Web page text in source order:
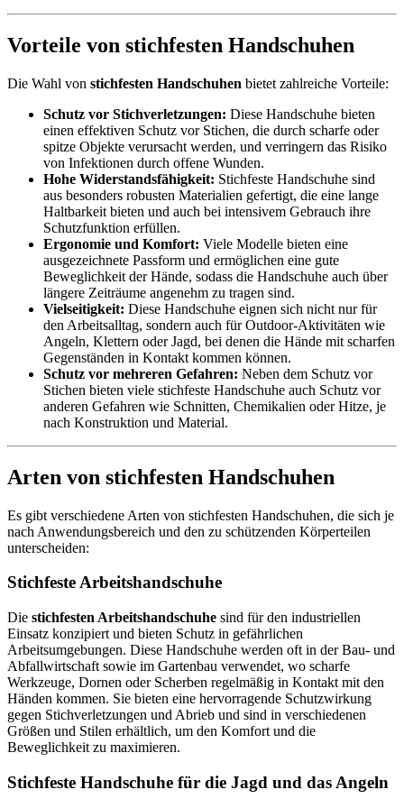
Vorteile von stichfesten Handschuhen
Die Wahl von stichfesten Handschuhen bietet zahlreiche Vorteile:
Schutz vor Stichverletzungen: Diese Handschuhe bieten
einen effektiven Schutz vor Stichen, die durch scharfe oder
spitze Objekte verursacht werden, und verringern das Risiko
von Infektionen durch offene Wunden.
Hohe Widerstandsfähigkeit: Stichfeste Handschuhe sind
aus besonders robusten Materialien gefertigt, die eine lange
Haltbarkeit bieten und auch bei intensivem Gebrauch ihre
Schutzfunktion erfüllen.
Ergonomie und Komfort: Viele Modelle bieten eine
ausgezeichnete Passform und ermöglichen eine gute
Beweglichkeit der Hände, sodass die Handschuhe auch über
längere Zeiträume angenehm zu tragen sind.
Vielseitigkeit: Diese Handschuhe eignen sich nicht nur für
den Arbeitsalltag, sondern auch für Outdoor-Aktivitäten wie
Angeln, Klettern oder Jagd, bei denen die Hände mit scharfen
Gegenständen in Kontakt kommen können.
Schutz vor mehreren Gefahren: Neben dem Schutz vor
Stichen bieten viele stichfeste Handschuhe auch Schutz vor
anderen Gefahren wie Schnitten, Chemikalien oder Hitze, je
nach Konstruktion und Material.
Arten von stichfesten Handschuhen
Es gibt verschiedene Arten von stichfesten Handschuhen, die sich je
nach Anwendungsbereich und den zu schützenden Körperteilen
unterscheiden:
Stichfeste Arbeitshandschuhe
Die stichfesten Arbeitshandschuhe sind für den industriellen
Einsatz konzipiert und bieten Schutz in gefährlichen
Arbeitsumgebungen. Diese Handschuhe werden oft in der Bau- und
Abfallwirtschaft sowie im Gartenbau verwendet, wo scharfe
Werkzeuge, Dornen oder Scherben regelmäßig in Kontakt mit den
Händen kommen. Sie bieten eine hervorragende Schutzwirkung
gegen Stichverletzungen und Abrieb und sind in verschiedenen
Größen und Stilen erhältlich, um den Komfort und die
Beweglichkeit zu maximieren.
Stichfeste Handschuhe für die Jagd und das Angeln